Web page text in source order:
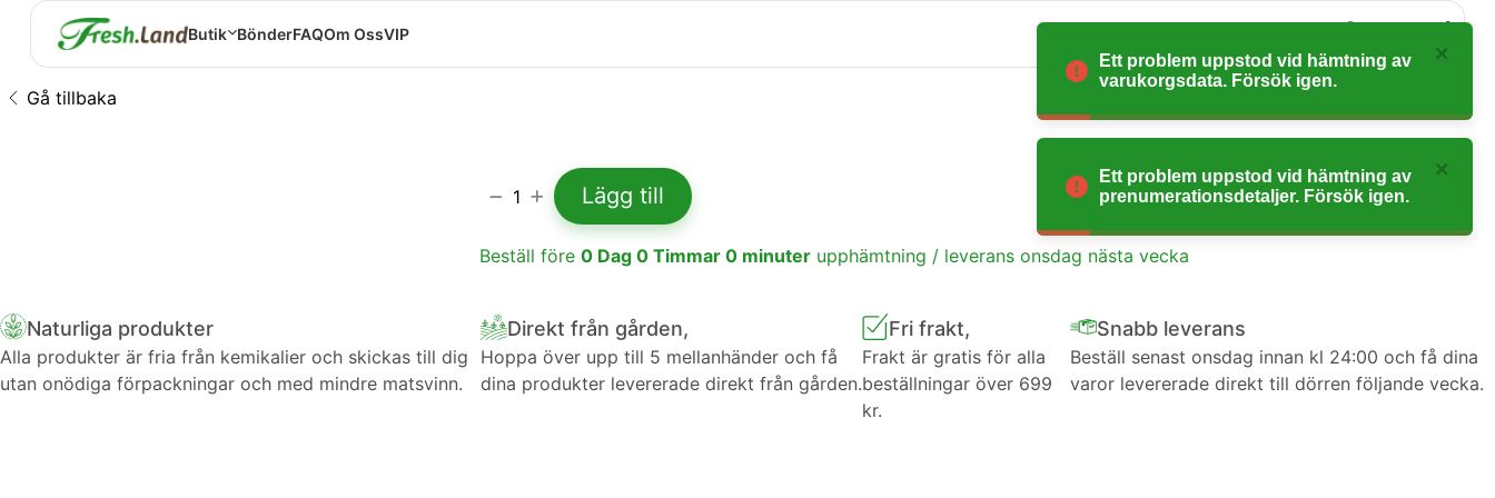
Butik BönderFAQOm OssVIP 0
Gå tillbaka
1 Lägg till
Beställ före 0 Dag 0 Timmar 0 minuter upphämtning / leverans onsdag nästa vecka
Naturliga produkter
Alla produkter är fria från kemikalier och skickas till dig
utan onödiga förpackningar och med mindre matsvinn.
Direkt från gården,
Hoppa över upp till 5 mellanhänder och få
dina produkter levererade direkt från gården.
Fri frakt,
Frakt är gratis för alla
beställningar över 699
kr.
Snabb leverans
Beställ senast onsdag innan kl 24:00 och få dina
varor levererade direkt till dörren följande vecka.
Ett problem uppstod vid hämtning av
varukorgsdata. Försök igen.
Ett problem uppstod vid hämtning av
prenumerationsdetaljer. Försök igen.